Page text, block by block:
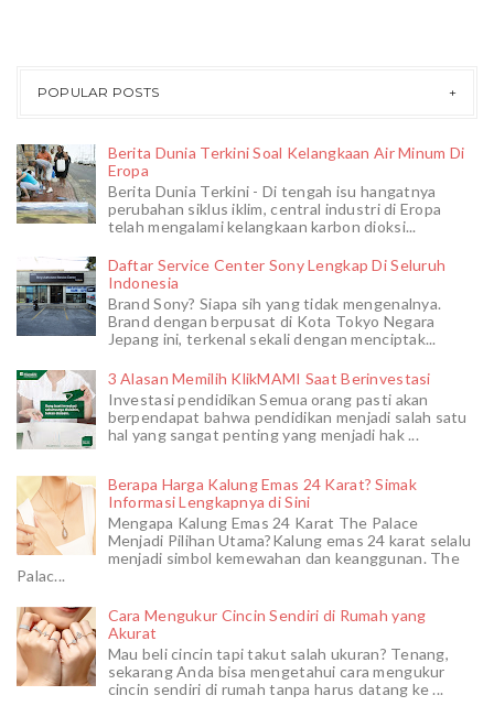
POPULAR POSTS
Berita Dunia Terkini Soal Kelangkaan Air Minum Di
Eropa
Berita Dunia Terkini - Di tengah isu hangatnya
perubahan siklus iklim, central industri di Eropa
telah mengalami kelangkaan karbon dioksi...
Daftar Service Center Sony Lengkap Di Seluruh
Indonesia
Brand Sony? Siapa sih yang tidak mengenalnya.
Brand dengan berpusat di Kota Tokyo Negara
Jepang ini, terkenal sekali dengan menciptak...
3 Alasan Memilih KlikMAMI Saat Berinvestasi
Investasi pendidikan Semua orang pasti akan
berpendapat bahwa pendidikan menjadi salah satu
hal yang sangat penting yang menjadi hak ...
Berapa Harga Kalung Emas 24 Karat? Simak
Informasi Lengkapnya di Sini
Mengapa Kalung Emas 24 Karat The Palace
Menjadi Pilihan Utama?Kalung emas 24 karat selalu
menjadi simbol kemewahan dan keanggunan. The
Palac...
Cara Mengukur Cincin Sendiri di Rumah yang
Akurat
Mau beli cincin tapi takut salah ukuran? Tenang,
sekarang Anda bisa mengetahui cara mengukur
cincin sendiri di rumah tanpa harus datang ke ...